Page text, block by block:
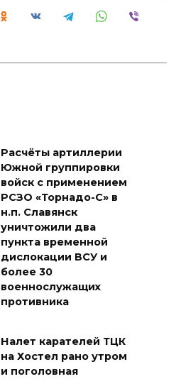
Расчёты артиллерии
Южной группировки
войск с применением
РСЗО «Торнадо-С» в
н.п. Славянск
уничтожили два
пункта временной
дислокации ВСУ и
более 30
военнослужащих
противника
Налет карателей ТЦК
на Хостел рано утром
и поголовная